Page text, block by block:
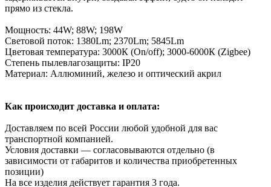
прямо из стекла.
Мощность: 44W; 88W; 198W
Световой поток: 1380Lm; 2370Lm; 5845Lm
Цветовая температура: 3000К (On/off); 3000-6000К (Zigbee)
Степень пылевлагозащиты: IP20
Материал: Аллюминий, железо и оптический акрил
Как происходит доставка и оплата:
Доставляем по всей России любой удобной для вас
транспортной компанией.
Условия доставки — согласовываются отдельно (в
зависимости от габаритов и количества приобретенных
позиции)
На все изделия действует гарантия 3 года.